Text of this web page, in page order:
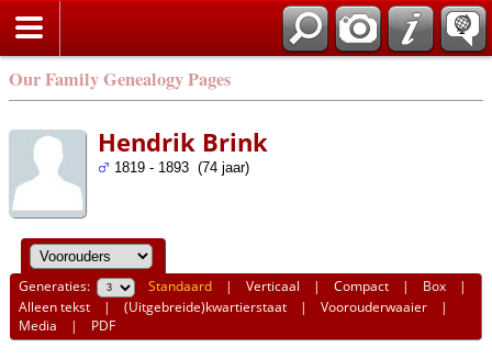
Our Family Genealogy Pages
Hendrik Brink
1819 - 1893 (74 jaar)
Generaties: Standaard |Verticaal |Compact | Box |
Alleen tekst |(Uitgebreide)kwartierstaat |Voorouderwaaier |
Media | PDF